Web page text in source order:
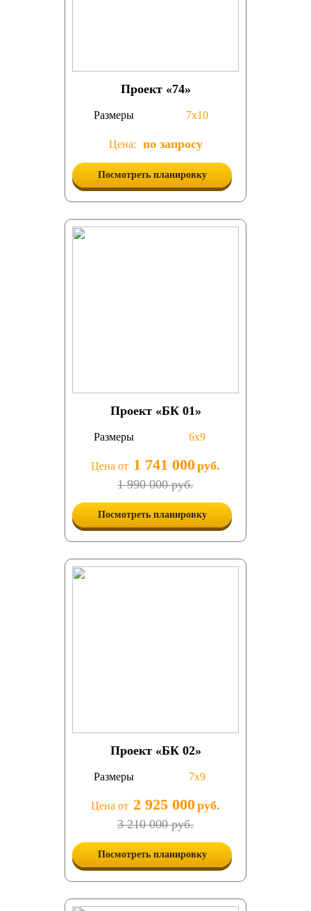
Проект «74»
Размеры 7х10
Цена: по запросу
Посмотреть планировку
Проект «БК 01»
Размеры 6х9
Цена от 1 741 000руб.
1 990 000 руб.
Посмотреть планировку
Проект «БК 02»
Размеры 7х9
Цена от 2 925 000руб.
3 210 000 руб.
Посмотреть планировку